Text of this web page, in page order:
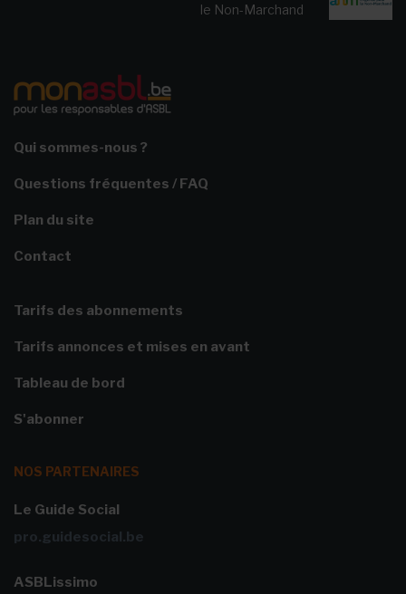
le Non-Marchand
Qui sommes-nous ?
Questions fréquentes / FAQ
Plan du site
Contact
Tarifs des abonnements
Tarifs annonces et mises en avant
Tableau de bord
S'abonner
NOS PARTENAIRES
Le Guide Social
pro.guidesocial.be
ASBLissimo